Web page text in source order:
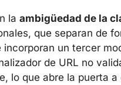
la ambigüedad de la
que separan de
incorporan un tercer
de URL no
lo que abre la puerta